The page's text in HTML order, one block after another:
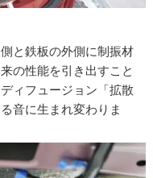
と鉄板の外側に制振材
の性能を引き出すこと
ィフュージョン「拡散
音に生まれ変わりま